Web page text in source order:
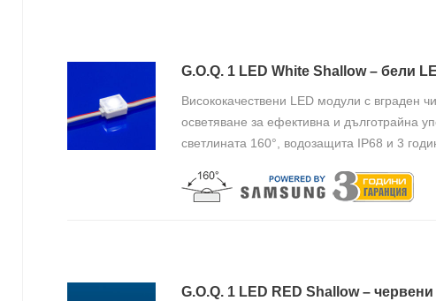
G.O.Q. 1 LED White Shallow – бeли
Висококачествени LED модули с вграден
осветяване за ефективна и дълготрайна
светлината 160°, водозащита IP68 и 3
G.O.Q. 1 LED RED Shallow –